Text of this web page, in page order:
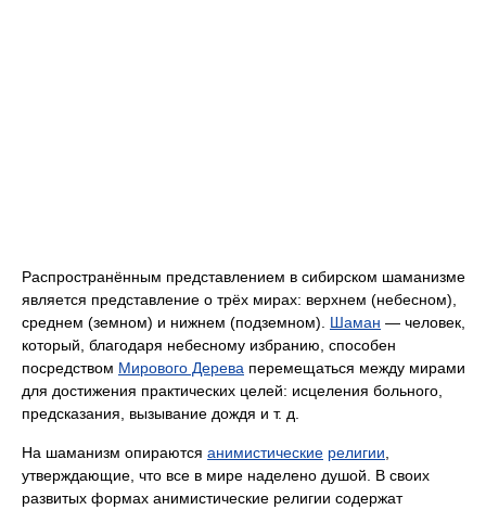
Распространённым представлением в сибирском шаманизме
является представление о трёх мирах: верхнем (небесном),
среднем (земном) и нижнем (подземном). Шаман — человек,
который, благодаря небесному избранию, способен
посредством Мирового Дерева перемещаться между мирами
для достижения практических целей: исцеления больного,
предсказания, вызывание дождя и т. д.
На шаманизм опираются анимистические религии
утверждающие, что все в мире наделено душой. В своих
развитых формах анимистические религии содержат